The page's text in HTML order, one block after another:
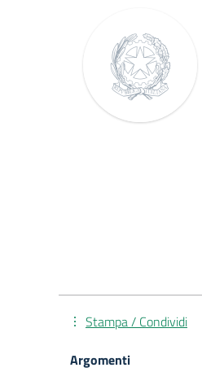
Stampa / Condividi
Argomenti